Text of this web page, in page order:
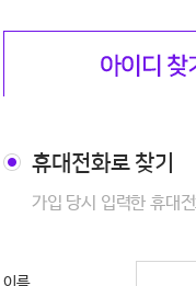
휴대전화로 찾기
가입 당시 입력한 휴대